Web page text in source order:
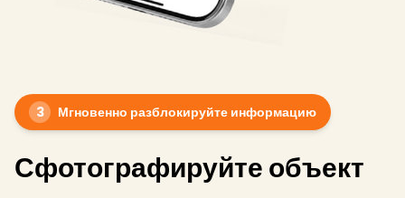
3 Мгновенно разблокируйте информацию
Сфотографируйте объект